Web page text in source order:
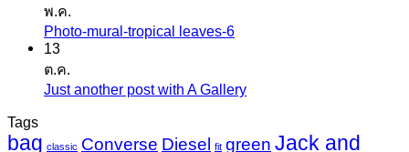
นวาส
บน
ไว
พ.ค.
Photo-mural-tropical leaves-6ไม่มี
mural-
13
ต.ค.
Just another post with A Galleryไม่มี
เห็น
Tags
bag classic Converse Diesel fit green Jack and